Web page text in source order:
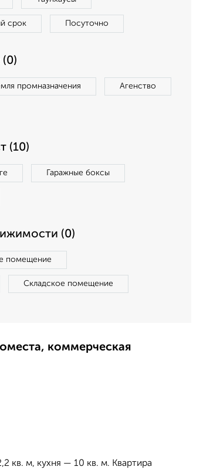
срок Посуточно
промназначения Агенство
(10)
Гаражные боксы
(0)
помещение
Складское помещение
коммерческая
кв. м, кухня — 10 кв. м. Квартира